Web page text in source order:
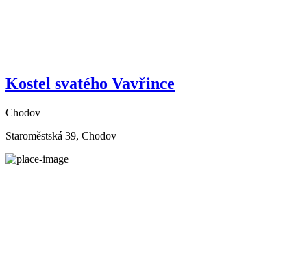
Kostel svatého Vavřince
Chodov
Staroměstská 39, Chodov